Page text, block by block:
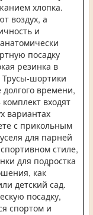
хлопка.
воздух, а
и
посадку
резинка в
Трусы-шортики
времени,
входят
вариантах
с прикольным
для парней
стиле,
для подростка
как
детский сад.
посадку,
спортом и